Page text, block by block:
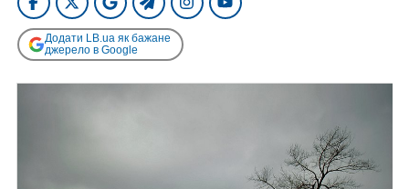
Додати LB.ua як бажане
джерело в Google